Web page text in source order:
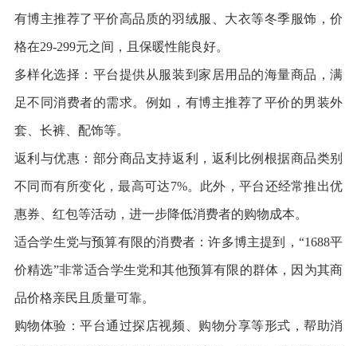
有博主推荐了平价高品质的羽绒服、大衣等冬季服饰，价
格在29-299元之间，且保暖性能良好。
多样化选择：平台提供从服装到家居用品的海量商品，满
足不同消费者的需求。例如，有博主推荐了平价的男装外
套、长裤、配饰等。
返利与优惠：部分商品支持返利，返利比例根据商品类别
不同而有所变化，最高可达7%。此外，平台还经常推出优
惠券、红包等活动，进一步降低消费者的购物成本。
适合学生党与预算有限的消费者：许多博主提到，“1688平
价精选”非常适合学生党和其他预算有限的群体，因为其商
品价格亲民且质量可靠。
购物体验：平台通过探店视频、购物分享等形式，帮助消